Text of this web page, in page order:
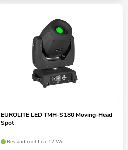
EUROLITE LED TMH-S180 Moving-Head
Spot
Bestand reicht ca. 12 Wo.